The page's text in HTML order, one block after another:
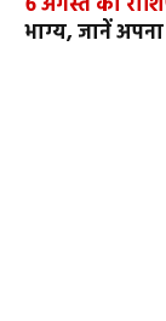
भाग्य, जानें